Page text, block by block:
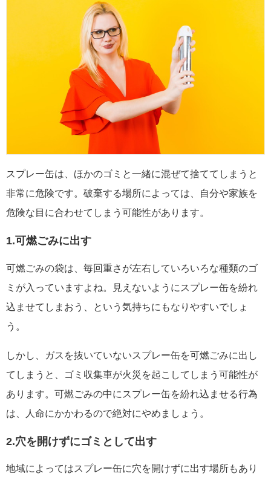
スプレー缶は、ほかのゴミと一緒に混ぜて捨ててしまうと
非常に危険です。破棄する場所によっては、自分や家族を
危険な目に合わせてしまう可能性があります。
1.可燃ごみに出す
可燃ごみの袋は、毎回重さが左右していろいろな種類のゴ
ミが入っていますよね。見えないようにスプレー缶を紛れ
込ませてしまおう、という気持ちにもなりやすいでしょ
う。
しかし、ガスを抜いていないスプレー缶を可燃ごみに出し
てしまうと、ゴミ収集車が火災を起こしてしまう可能性が
あります。可燃ごみの中にスプレー缶を紛れ込ませる行為
は、人命にかかわるので絶対にやめましょう。
2.穴を開けずにゴミとして出す
地域によってはスプレー缶に穴を開けずに出す場所もあり